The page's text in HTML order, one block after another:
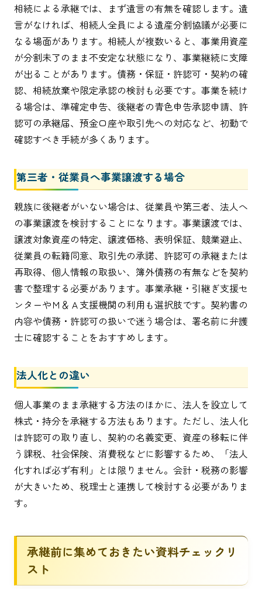
相続による承継では、まず遺言の有無を確認します。遺
言がなければ、相続人全員による遺産分割協議が必要に
なる場面があります。相続人が複数いると、事業用資産
が分割未了のまま不安定な状態になり、事業継続に支障
が出ることがあります。債務・保証・許認可・契約の確
認、相続放棄や限定承認の検討も必要です。事業を続け
る場合は、準確定申告、後継者の青色申告承認申請、許
認可の承継届、預金口座や取引先への対応など、初動で
確認すべき手続が多くあります。
第三者・従業員へ事業譲渡する場合
親族に後継者がいない場合は、従業員や第三者、法人へ
の事業譲渡を検討することになります。事業譲渡では、
譲渡対象資産の特定、譲渡価格、表明保証、競業避止、
従業員の転籍同意、取引先の承諾、許認可の承継または
再取得、個人情報の取扱い、簿外債務の有無などを契約
書で整理する必要があります。事業承継・引継ぎ支援セ
ンターやＭ＆Ａ支援機関の利用も選択肢です。契約書の
内容や債務・許認可の扱いで迷う場合は、署名前に弁護
士に確認することをおすすめします。
法人化との違い
個人事業のまま承継する方法のほかに、法人を設立して
株式・持分を承継する方法もあります。ただし、法人化
は許認可の取り直し、契約の名義変更、資産の移転に伴
う課税、社会保険、消費税などに影響するため、「法人
化すれば必ず有利」とは限りません。会計・税務の影響
が大きいため、税理士と連携して検討する必要がありま
す。
承継前に集めておきたい資料チェックリ
スト